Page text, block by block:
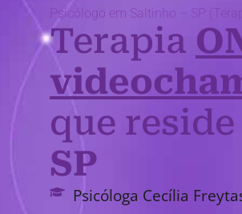
Psicólogo em Saltinho – SP
Terapia
que reside
SP
Psicóloga Cecília